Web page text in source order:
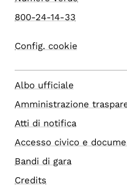
800-24-14-33
Config. cookie
Albo ufficiale
Amministrazione
Atti di notifica
Accesso civico e
Bandi di gara
Credits